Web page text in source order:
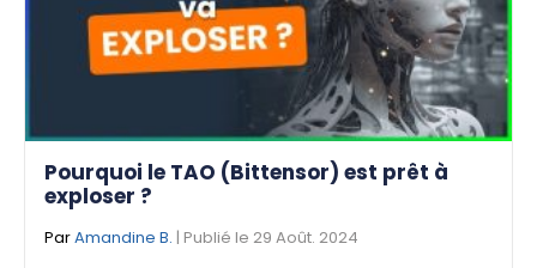
Pourquoi le TAO (Bittensor) est prêt à
exploser ?
ParAmandine B. | Publié le 29 Août. 2024